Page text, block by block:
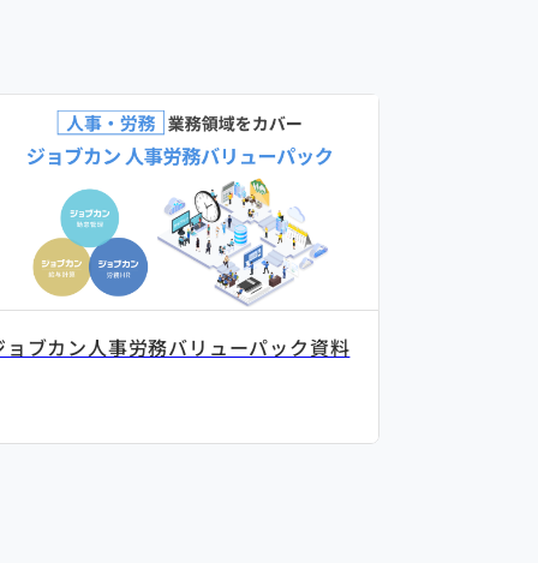
ョブカン人事労務バリューパック資料